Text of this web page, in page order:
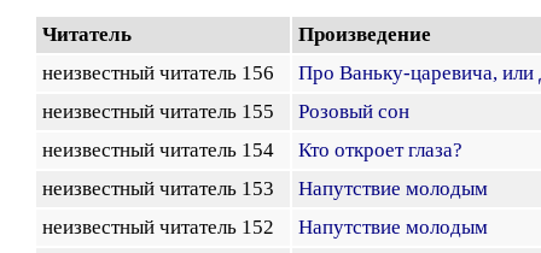
Читатель
Произведение
неизвестный читатель 156
Про Ваньку-царевича,
неизвестный читатель 155
Розовый сон
неизвестный читатель 154
Кто откроет глаза?
неизвестный читатель 153
Напутствие молодым
неизвестный читатель 152
Напутствие молодым